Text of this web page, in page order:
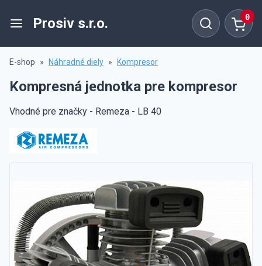
Prosiv s.r.o. 0
E-shop » Náhradné diely » Kompresor
Kompresná jednotka pre kompresor
Vhodné pre značky - Remeza - LB 40